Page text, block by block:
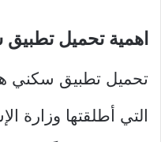
اهمية تحميل
تحميل تطبيق سكني
التي أطلقتها وزارة